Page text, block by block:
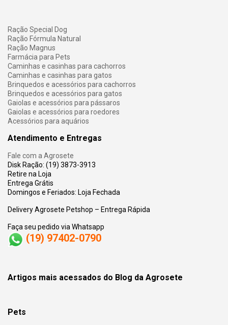
Ração Special Dog
Ração Fórmula Natural
Ração Magnus
Farmácia para Pets
Caminhas e casinhas para cachorros
Caminhas e casinhas para gatos
Brinquedos e acessórios para cachorros
Brinquedos e acessórios para gatos
Gaiolas e acessórios para pássaros
Gaiolas e acessórios para roedores
Acessórios para aquários
Atendimento e Entregas
Fale com a Agrosete
Disk Ração: (19) 3873-3913
Retire na Loja
Entrega Grátis
Domingos e Feriados: Loja Fechada
Delivery Agrosete Petshop – Entrega Rápida
Faça seu pedido via Whatsapp
(19) 97402-0790
Artigos mais acessados do Blog da Agrosete
Pets